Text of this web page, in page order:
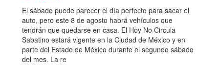
El sábado puede parecer el día perfecto para sacar el
auto, pero este 8 de agosto habrá vehículos que
tendrán que quedarse en casa. El Hoy No Circula
Sabatino estará vigente en la Ciudad de México y en
parte del Estado de México durante el segundo sábado
del mes. La re